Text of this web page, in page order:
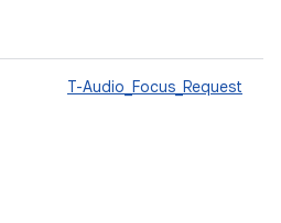
T-Audio_Focus_Request